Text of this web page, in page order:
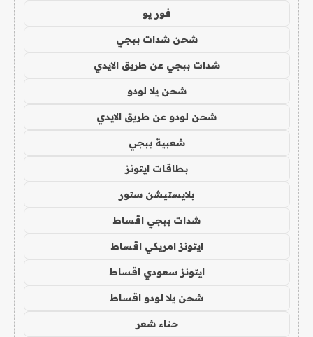
فور يو
شحن شدات ببجي
شدات ببجي عن طريق الايدي
شحن يلا لودو
شحن لودو عن طريق الايدي
شعبية ببجي
بطاقات ايتونز
بلايستيشن ستور
شدات ببجي اقساط
ايتونز امريكي اقساط
ايتونز سعودي اقساط
شحن يلا لودو اقساط
حناء شعر